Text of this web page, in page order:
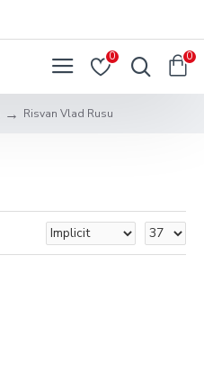
0 0
Risvan Vlad Rusu